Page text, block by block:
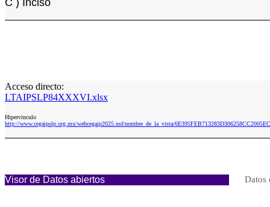
C ) Inciso
Acceso directo:
LTAIPSLP84XXXVI.xlsx
Hipervinculo
http://www.cegaipslp.org.mx/webcegaip2025.nsf/nombre_de_la_vista/
Visor de Datos abiertos Datos